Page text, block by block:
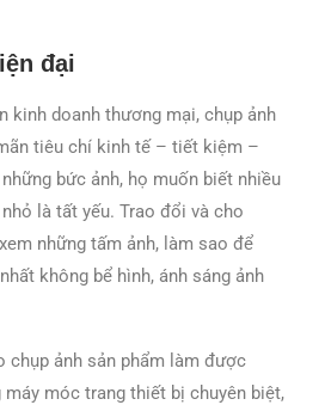
đại
kinh doanh thương mại, chụp ảnh
tiêu chí kinh tế – tiết kiệm –
bức ảnh, họ muốn biết nhiều
là tất yếu. Trao đổi và cho
những tấm ảnh, làm sao để
không bể hình, ánh sáng ảnh
chụp ảnh sản phẩm làm được
móc trang thiết bị chuyên biệt,